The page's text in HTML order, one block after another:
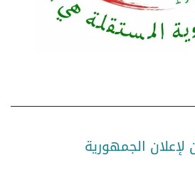
الجمهورية